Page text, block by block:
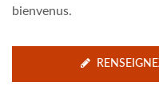
bienvenus.